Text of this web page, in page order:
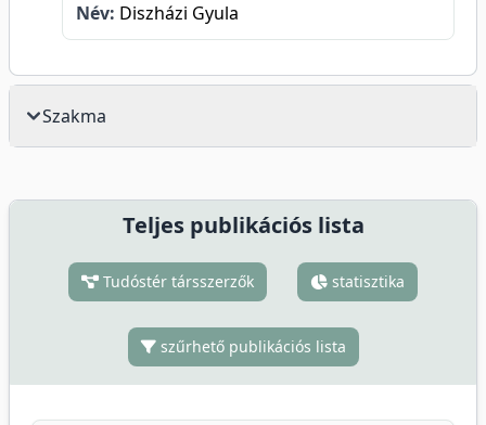
Név: Diszházi Gyula
Szakma
Teljes publikációs lista
Tudóstér társszerzők statisztika
szűrhető publikációs lista